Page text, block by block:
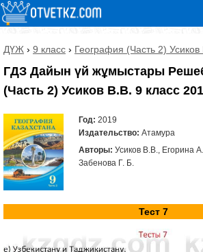
ДҮЖ › 9 класс › География (Часть 2)
ГДЗ Дайын үй жұмыстары
(Часть 2) Усиков В.В. 9 класс
Год: 2019
Издательство: Атамура
Авторы: Усиков В.В., Егорина
Забенова Г. Б.
Тест 7